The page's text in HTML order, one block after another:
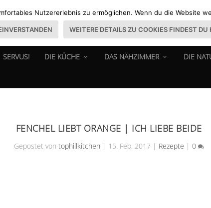
SERVUS! DIE KÜCHE DAS NÄHZIMMER DIE
FENCHEL LIEBT ORANGE | ICH LIEBE BEIDE
Gepostet von tophillkitchen | 15. Feb. 2017 | Rezepte | 0
Nutzererlebnis zu ermöglichen. Wenn du die Website
WEITERE DETAILS ZU COOKIES FINDEST DU